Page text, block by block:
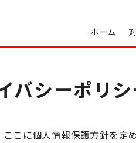
ホーム
バシーポリシ
こに個人情報保護方針を定